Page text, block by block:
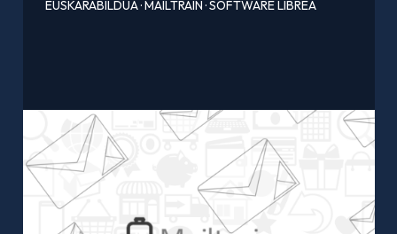
EUSKARABILDUA·MAILTRAIN·SOFTWARE LIBREA